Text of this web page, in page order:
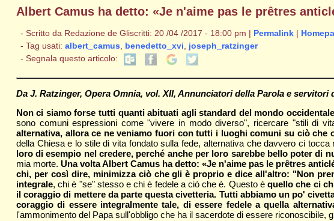
Albert Camus ha detto: «Je n'aime pas le prêtres
- Scritto da Redazione de Gliscritti: 20 /04 /2017 - 18:00 pm | Permalink|
- Tag usati: albert_camus benedetto_xvi
joseph_ratzinger
- Segnala questo articolo:
Da J. Ratzinger, Opera Omnia, vol. XII, Annunciatori della Parola e servitori
Non ci siamo forse tutti quanti abituati agli standard del mondo occidentale
sono comuni espressioni come "vivere in modo diverso", ricercare "stili di
alternativa, allora ce ne veniamo fuori con tutti i luoghi comuni su ciò
della Chiesa e lo stile di vita fondato sulla fede, alternativa che davvero ci
loro di esempio nel credere, perché anche per loro sarebbe bello poter di
mia morte. Una volta Albert Camus ha detto: «Je n'aime pas le prêtres
chi, per così dire, minimizza ciò che gli è proprio e dice all'altro: "Non
integrale, chi è "se" stesso e chi è fedele a ciò che è. Questo èquello che ci
il coraggio di mettere da parte questa civetteria. Tutti abbiamo un po'
coraggio di essere integralmente tale, di essere fedele a quella
l'ammonimento del Papa sull'obbligo che ha il sacerdote di essere riconoscibile,